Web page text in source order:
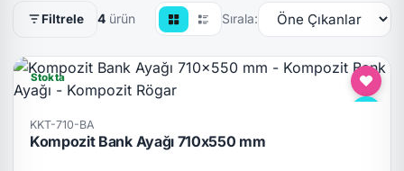
Filtrele 4 ürün Sırala:
Stokta
KKT-710-BA
Kompozit Bank Ayağı 710x550 mm